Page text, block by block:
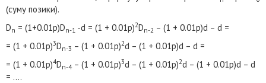
(суму позики).
Dn = (1+0.01p)Dn-1 -d = (1 + 0.01p)2Dn-2 – (1 + 0.01p)d – d =
= (1 + 0.01p)3Dn-3 – (1 + 0.01p)2d – (1 + 0.01p)d – d =
= (1 + 0.01p)4Dn-4 – (1 + 0.01p)3d – (1 + 0.01p)2d – (1 + 0.01p)d – d
= ….